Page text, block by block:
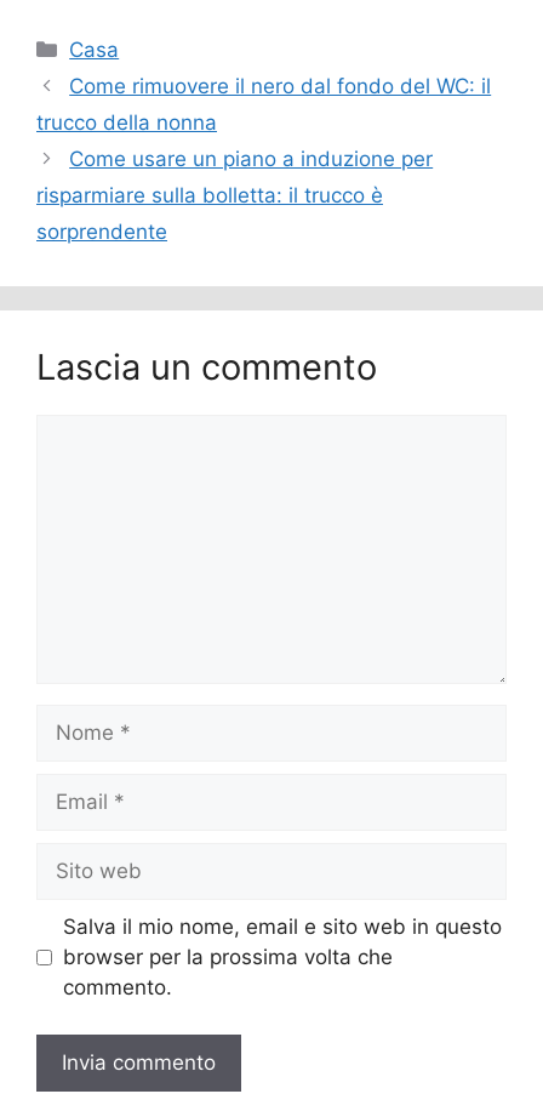
Categorie
Casa
Come rimuovere il nero dal fondo del WC: il
trucco della nonna
Come usare un piano a induzione per
risparmiare sulla bolletta: il trucco è
sorprendente
Lascia un commento
Nome
Email
Sito
web
Salva il mio nome, email e sito web in questo
browser per la prossima volta che
commento.